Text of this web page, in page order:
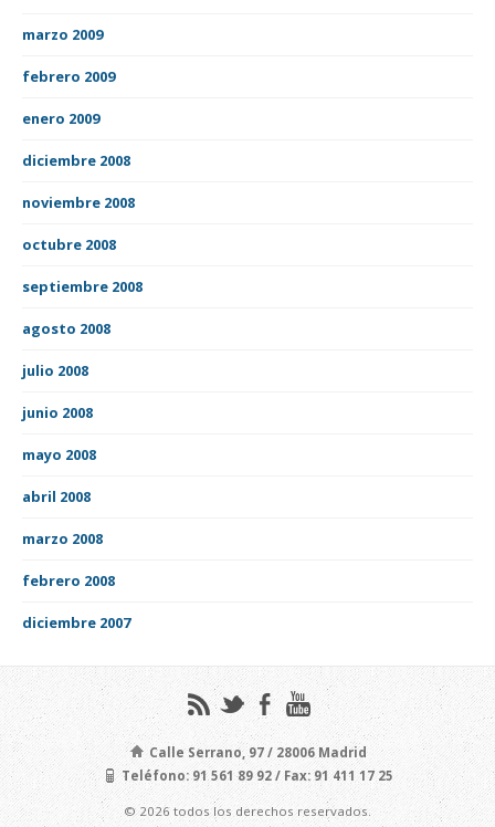
marzo 2009
febrero 2009
enero 2009
diciembre 2008
noviembre 2008
octubre 2008
septiembre 2008
agosto 2008
julio 2008
junio 2008
mayo 2008
abril 2008
marzo 2008
febrero 2008
diciembre 2007
Calle Serrano, 97 / 28006 Madrid
Teléfono: 91 561 89 92 / Fax: 91 411 17 25
© 2026 todos los derechos reservados.